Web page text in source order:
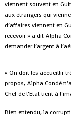
viennent souvent en
aux étrangers qui
d’affaires viennent en
recevoir » a dit Alpha
demander l’argent à
« On doit les accueillir
propos, Alpha Condé
Chef de l’Etat tient à
Bien entendu, la